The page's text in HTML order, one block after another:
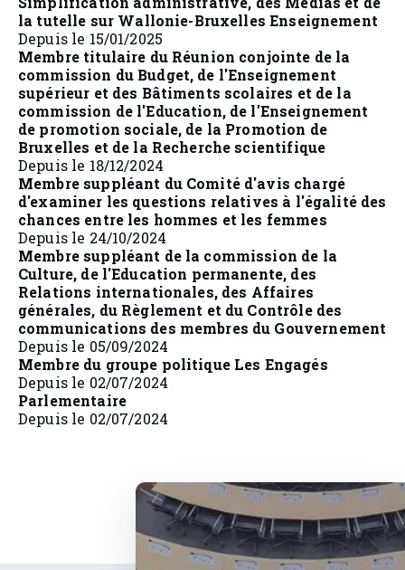
la tutelle sur Wallonie-Bruxelles Enseignement
Depuis le 15/01/2025
Membre titulaire du Réunion conjointe de la
commission du Budget, de l'Enseignement
supérieur et des Bâtiments scolaires et de la
commission de l'Education, de l'Enseignement
de promotion sociale, de la Promotion de
Bruxelles et de la Recherche scientifique
Depuis le 18/12/2024
Membre suppléant du Comité d'avis chargé
d'examiner les questions relatives à l'égalité des
chances entre les hommes et les femmes
Depuis le 24/10/2024
Membre suppléant de la commission de la
Culture, de l'Education permanente, des
Relations internationales, des Affaires
générales, du Règlement et du Contrôle des
communications des membres du Gouvernement
Depuis le 05/09/2024
Membre du groupe politique Les Engagés
Depuis le 02/07/2024
Parlementaire
Depuis le 02/07/2024